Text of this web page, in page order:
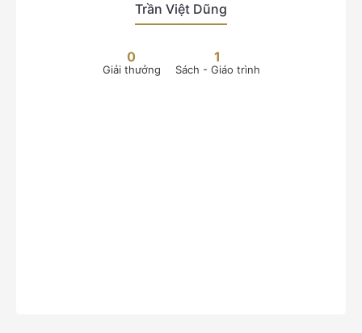
Trần Việt Dũng
0
Giải thưởng
1
Sách - Giáo trình